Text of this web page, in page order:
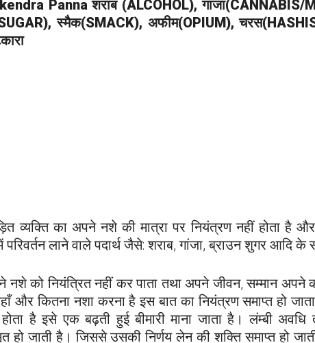
Pannaशराब (ALCOHOL), गांजा(CANNABIS/
स्मैक(SMACK), अफीम(OPIUM),
व्यक्ति का अपने नशे की मात्रा पर नियंत्रण नहीं होता है
लाने वाले पदार्थ जैसे: शराब, गांजा, ब्राउन शुगर आदि के
नशे को नियंत्रित नहीं कर पाता तथा अपने जीवन, सम्मान
और कितना नशा करना है इस बात का नियंत्रण समाप्त हो
होता है इसे एक बढ़ती हुई बीमारी माना जाता है। लंम्बी
हो जाती है। जिससे उसकी निर्णय लेन की शक्ति समाप्त हो